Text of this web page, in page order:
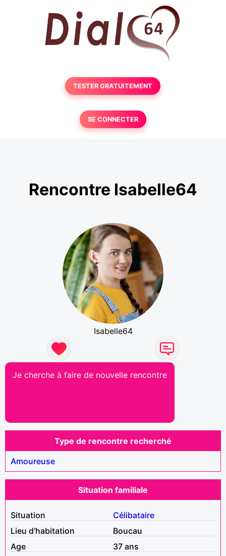
TESTER GRATUITEMENT
SE CONNECTER
Rencontre Isabelle64
Isabelle64
Je cherche à faire de nouvelle rencontre
Type de rencontre recherché
Amoureuse
Situation familiale
Situation
Célibataire
Lieu d'habitation
Boucau
Age
37 ans